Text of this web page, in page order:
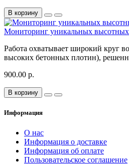
В корзину
Мониторинг уникальных высотных
Работа охватывает широкий круг
высоких бетонных плотин),
900.00 р.
В корзину
Информация
О нас
Информация о доставке
Информация об оплате
Пользовательское соглашение